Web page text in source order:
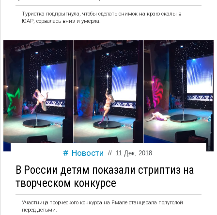
Туристка подпрыгнула, чтобы сделать снимок на краю скалы в
ЮАР, сорвалась вниз и умерла.
Новости // 11 Дек, 2018
В России детям показали стриптиз на
творческом конкурсе
Участница творческого конкурса на Ямале станцевала полуголой
перед детьми.